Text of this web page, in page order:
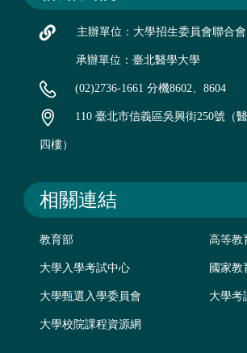
主辦單位：大學招生委員會聯合會
承辦單位：臺北醫學大學
(02)2736-1661 分機8602、8604
110 臺北市信義區吳興街250號（
四樓）
相關連結
教育部 高等教
大學入學考試中心 國家教
大學甄選入學委員會 大學考
大學校院課程資源網